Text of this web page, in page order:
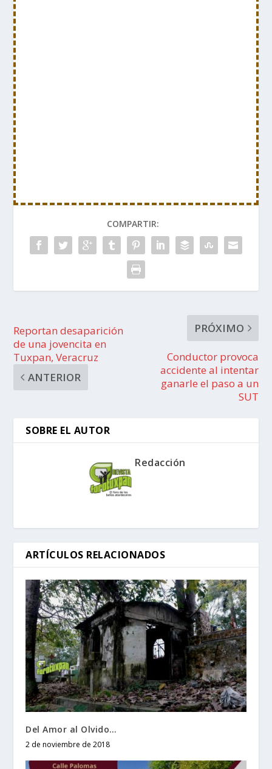
COMPARTIR:
Reportan desaparición
de una jovencita en
Tuxpan, Veracruz
ANTERIOR
PRÓXIMO
Conductor provoca
accidente al intentar
ganarle el paso a un
SUT
SOBRE EL AUTOR
Redacción
ARTÍCULOS RELACIONADOS
Del Amor al Olvido…
2 de noviembre de 2018